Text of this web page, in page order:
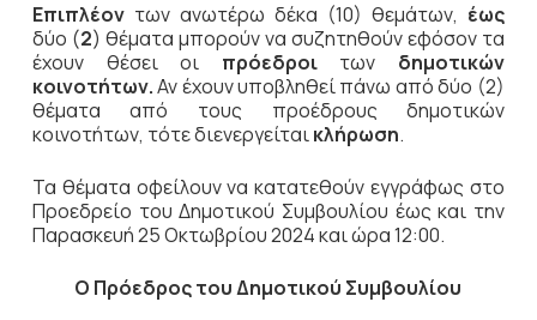
Επιπλέοντων ανωτέρω δέκα (10) θεμάτων, έως
δύο (2) θέματα μπορούν να συζητηθούν εφόσον τα
έχουν θέσει οι πρόεδροιτων δημοτικών
κοινοτήτων.Αν έχουν υποβληθεί πάνω από δύο (2)
θέματα από τους προέδρους δημοτικών
κοινοτήτων, τότε διενεργείταικλήρωση.
Τα θέματα οφείλουν να κατατεθούν εγγράφως στο
Προεδρείο του Δημοτικού Συμβουλίου έως και την
Παρασκευή 25 Οκτωβρίου 2024 και ώρα 12:00.
Ο Πρόεδρος του Δημοτικού Συμβουλίου